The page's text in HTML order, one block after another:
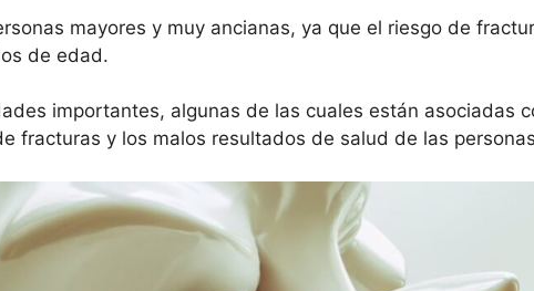
mayores y muy ancianas, ya que el riesgo de
de edad.
importantes, algunas de las cuales están asociadas
fracturas y los malos resultados de salud de las